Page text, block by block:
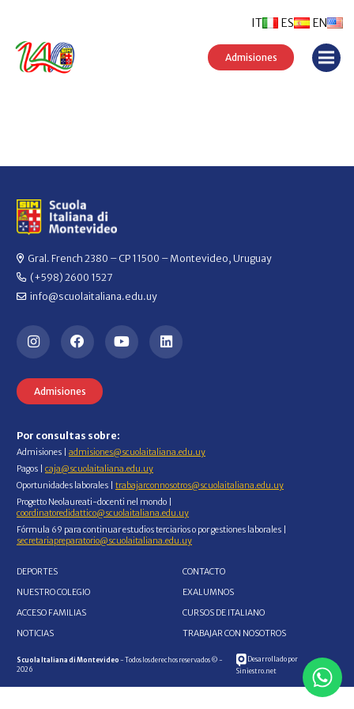
ES EN
IT
Admisiones
Gral. French 2380 – CP 11500 – Montevideo, Uruguay
(+598) 2600 1527
info@scuolaitaliana.edu.uy
Admisiones
Por consultas sobre:
Admisiones | admisiones@scuolaitaliana.edu.uy
Pagos | caja@scuolaitaliana.edu.uy
Oportunidades laborales | trabajarconnosotros@scuolaitaliana.edu.uy
Progetto Neolaureati-docenti nel mondo |
coordinatoredidattico@scuolaitaliana.edu.uy
Fórmula 69 para continuar estudios terciarios o por gestiones laborales |
secretariapreparatorio@scuolaitaliana.edu.uy
DEPORTES
NUESTRO COLEGIO
ACCESO FAMILIAS
NOTICIAS
CONTACTO
EXALUMNOS
CURSOS DE ITALIANO
TRABAJAR CON NOSOTROS
Scuola Italiana di Montevideo - Todos los derechos reservados © -
2026
Desarrollado por
Siniestro.net